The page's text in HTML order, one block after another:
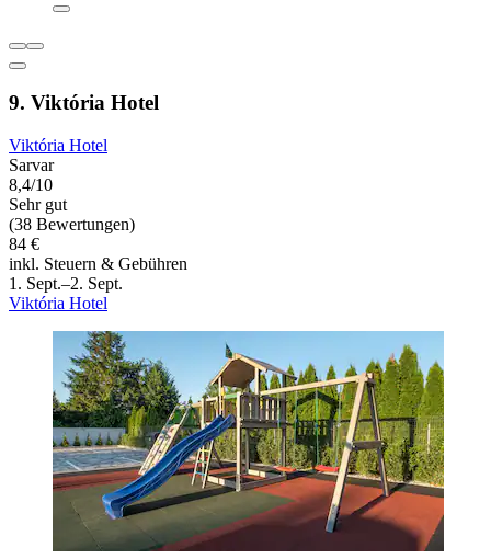
9. Viktória Hotel
Viktória Hotel
Sarvar
8,4/10
Sehr gut
(38 Bewertungen)
84 €
inkl. Steuern & Gebühren
1. Sept.–2. Sept.
Viktória Hotel